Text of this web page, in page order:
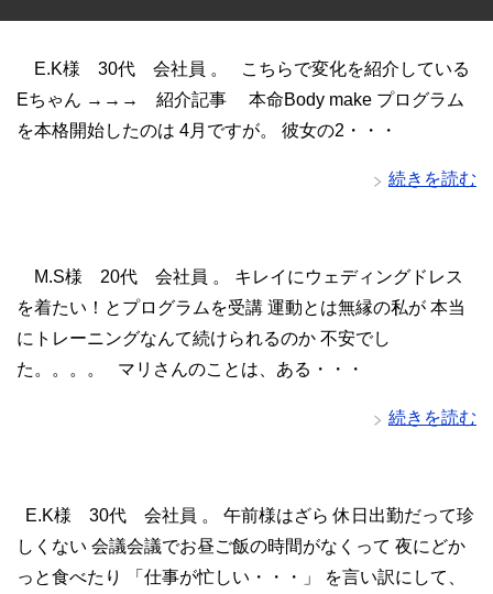
E.K様 30代 会社員 。 こちらで変化を紹介している
Eちゃん →→→ 紹介記事 本命Body make プログラム
を本格開始したのは 4月ですが。 彼女の2・・・
続きを読む
M.S様 20代 会社員 。 キレイにウェディングドレス
を着たい！とプログラムを受講 運動とは無縁の私が 本当
にトレーニングなんて続けられるのか 不安でし
た。。。。 マリさんのことは、ある・・・
続きを読む
E.K様 30代 会社員 。 午前様はざら 休日出勤だって珍
しくない 会議会議でお昼ご飯の時間がなくって 夜にどか
っと食べたり 「仕事が忙しい・・・」 を言い訳にして、